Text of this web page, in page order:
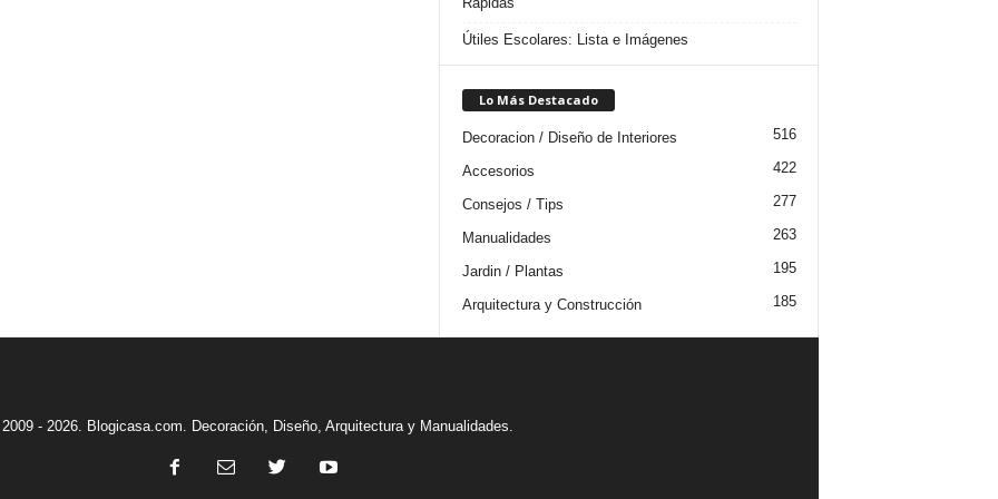
Útiles Escolares: Lista e Imágenes
Lo Más Destacado
Decoracion / Diseño de Interiores 516
Accesorios 422
Consejos / Tips 277
Manualidades 263
Jardin / Plantas 195
Arquitectura y Construcción 185
- 2026. Blogicasa.com. Decoración, Diseño, Arquitectura y Manualidades.